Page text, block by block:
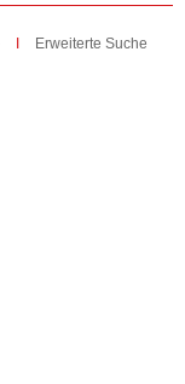
Erweiterte Suche